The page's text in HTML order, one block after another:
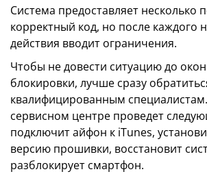
Система предоставляет несколько
корректный код, но после каждого
действия вводит ограничения.
Чтобы не довести ситуацию до
блокировки, лучше сразу
квалифицированным
сервисном центре проведет
подключит айфон к iTunes,
версию прошивки, восстановит
разблокирует смартфон.